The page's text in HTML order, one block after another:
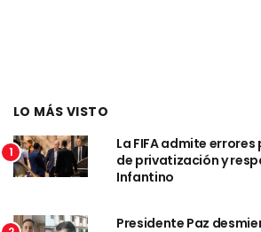
LO MÁS VISTO
1
La FIFA admite
de privatización y
Infantino
Presidente Paz